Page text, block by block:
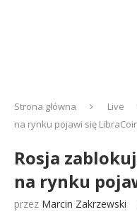
Strona główna Live
na rynku pojawi się
Rosja
na rynku
przez Marcin Zakrzewski